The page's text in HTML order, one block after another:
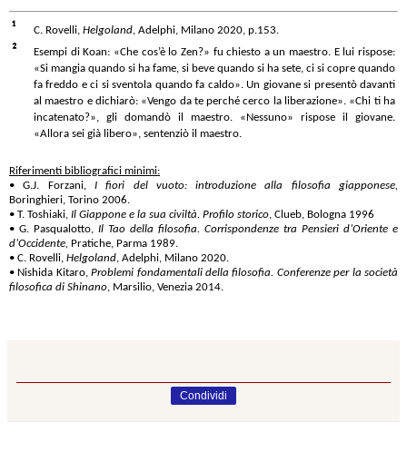
¹ C. Rovelli, Helgoland, Adelphi, Milano 2020, p.153.
²
Esempi di Koan: «Che cos’è lo Zen?» fu chiesto a un maestro. E lui rispose:
«Si mangia quando si ha fame, si beve quando si ha sete, ci si copre quando
fa freddo e ci si sventola quando fa caldo». Un giovane si presentò davanti
al maestro e dichiarò: «Vengo da te perché cerco la liberazione». «Chi ti ha
incatenato?», gli domandò il maestro. «Nessuno» rispose il giovane.
«Allora sei già libero», sentenziò il maestro.
Riferimenti bibliografici minimi:
• G.J. Forzani, I fiori del vuoto: introduzione alla filosofia giapponese,
Boringhieri, Torino 2006.
• T. Toshiaki, Il Giappone e la sua civiltà. Profilo storico, Clueb, Bologna 1996
• G. Pasqualotto, Il Tao della filosofia. Corrispondenze tra Pensieri d’Oriente e
d’Occidente, Pratiche, Parma 1989.
• C. Rovelli, Helgoland, Adelphi, Milano 2020.
• Nishida Kitaro,Problemi fondamentali della filosofia. Conferenze per la società
filosofica di Shinano, Marsilio, Venezia 2014.
Condividi